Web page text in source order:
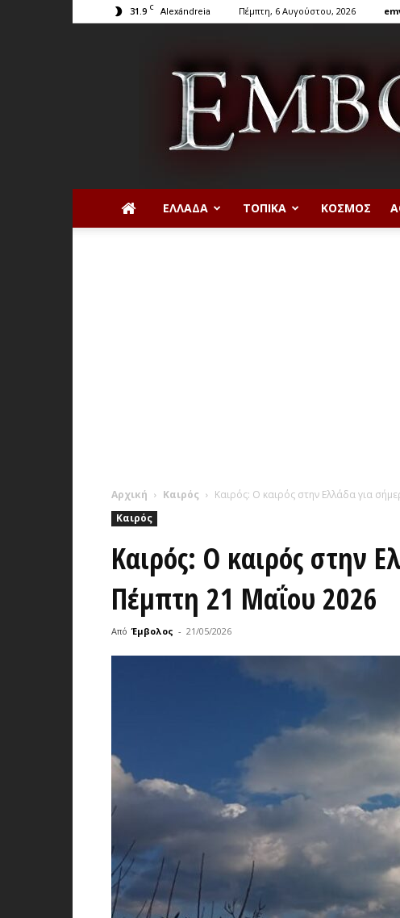
31.9 C Alexándreia Πέμπτη, 6 Αυγούστου, 2026
ΕΛΛΆΔΑ ΤΟΠΙΚΆ ΚΌΣΜΟΣ
Αρχική Καιρός
Καιρός: Ο καιρός στην Ελλάδα για
Καιρός
Καιρός: Ο καιρός στην
Πέμπτη 21 Μαΐου 2026
Από Έμβολος - 21/05/2026